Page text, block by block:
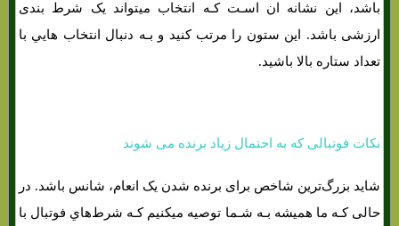
باشد، این نشانه ان اسـت کـه انتخاب میتواند یک شرط بندی
ارزشی باشد. این ستون را مرتب کنید و بـه دنبال انتخاب هایي با
تعداد ستاره بالا باشید.
نکات فوتبالی که به احتمال زیاد برنده می شوند
شاید بزرگ‌ترین شاخص برای برنده شدن یک انعام، شانس باشد. در
حالی کـه ما همیشه بـه شـما توصیه میکنیم کـه شرط‌هاي‌ فوتبال با